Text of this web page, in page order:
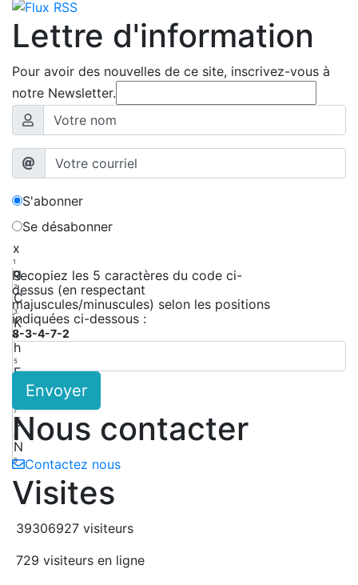
Lettre d'information
Pour avoir des nouvelles de ce site, inscrivez-vous à
notre Newsletter.
S'abonner
Se désabonner
x
1
g
2
C
3
K
4
h
5
F
7
5
8
N
9
Recopiez les 5 caractères du code ci-
dessus (en respectant
majuscules/minuscules) selon les positions
indiquées ci-dessous :
8-3-4-7-2
Envoyer
Nous contacter
Contactez nous
Visites
39306927 visiteurs
729 visiteurs en ligne